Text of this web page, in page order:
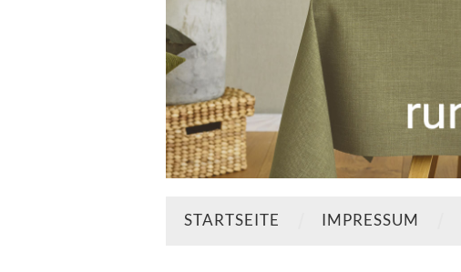
STARTSEITE IMPRESSUM